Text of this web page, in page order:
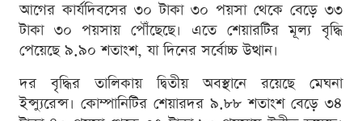
আগের কার্যদিবসের ৩০ টাকা ৩০ পয়সা থেকে বেড়ে ৩৩
টাকা ৩০ পয়সায় পৌঁছেছে। এতে শেয়ারটির মূল্য বৃদ্ধি
পেয়েছে ৯.৯০ শতাংশ, যা দিনের সর্বোচ্চ উত্থান।
দর বৃদ্ধির তালিকায় দ্বিতীয় অবস্থানে রয়েছে মেঘনা
ইন্স্যুরেন্স। কোম্পানিটির শেয়ারদর ৯.৮৮ শতাংশ বেড়ে ৩৪